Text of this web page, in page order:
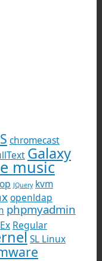
chromecast
Galaxy
music
JQuery kvm
openldap
phpmyadmin
Regular
SL Linux